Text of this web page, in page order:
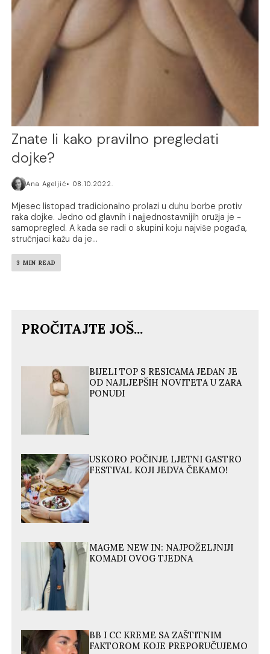
Znate li kako pravilno pregledati
dojke?
Ana Ageljić 08.10.2022.
Mjesec listopad tradicionalno prolazi u duhu borbe protiv
raka dojke. Jedno od glavnih i najjednostavnijih oružja je -
samopregled. A kada se radi o skupini koju najviše pogađa,
stručnjaci kažu da je...
3 MIN READ
PROČITAJTE JOŠ...
BIJELI TOP S RESICAMA JEDAN JE
OD NAJLJEPŠIH NOVITETA U ZARA
PONUDI
USKORO POČINJE LJETNI GASTRO
FESTIVAL KOJI JEDVA ČEKAMO!
MAGME NEW IN: NAJPOŽELJNIJI
KOMADI OVOG TJEDNA
BB I CC KREME SA ZAŠTITNIM
FAKTOROM KOJE PREPORUČUJEMO